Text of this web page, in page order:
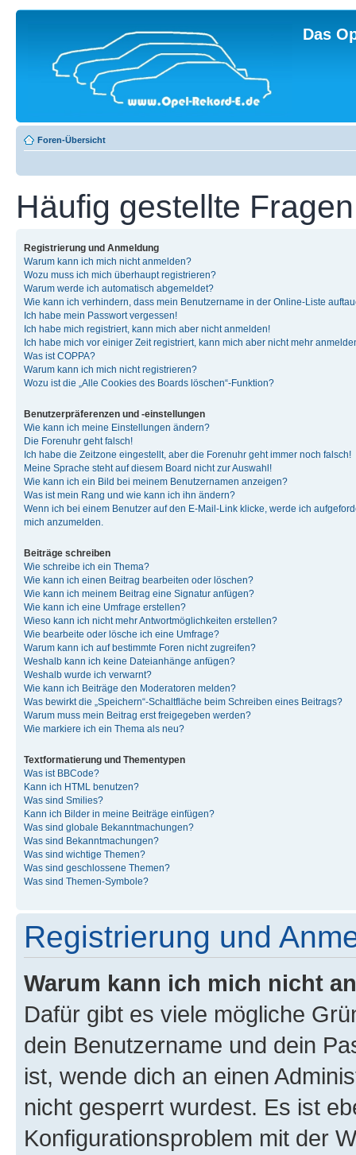
Das
Foren-Übersicht
Häufig gestellte Fragen
Registrierung und Anmeldung
Warum kann ich mich nicht anmelden?
Wozu muss ich mich überhaupt registrieren?
Warum werde ich automatisch abgemeldet?
Wie kann ich verhindern, dass mein Benutzername in der Online-Liste
Ich habe mein Passwort vergessen!
Ich habe mich registriert, kann mich aber nicht anmelden!
Ich habe mich vor einiger Zeit registriert, kann mich aber nicht mehr
Was ist COPPA?
Warum kann ich mich nicht registrieren?
Wozu ist die „Alle Cookies des Boards löschen“-Funktion?
Benutzerpräferenzen und -einstellungen
Wie kann ich meine Einstellungen ändern?
Die Forenuhr geht falsch!
Ich habe die Zeitzone eingestellt, aber die Forenuhr geht immer noch falsch!
Meine Sprache steht auf diesem Board nicht zur Auswahl!
Wie kann ich ein Bild bei meinem Benutzernamen anzeigen?
Was ist mein Rang und wie kann ich ihn ändern?
Wenn ich bei einem Benutzer auf den E-Mail-Link klicke, werde ich
mich anzumelden.
Beiträge schreiben
Wie schreibe ich ein Thema?
Wie kann ich einen Beitrag bearbeiten oder löschen?
Wie kann ich meinem Beitrag eine Signatur anfügen?
Wie kann ich eine Umfrage erstellen?
Wieso kann ich nicht mehr Antwortmöglichkeiten erstellen?
Wie bearbeite oder lösche ich eine Umfrage?
Warum kann ich auf bestimmte Foren nicht zugreifen?
Weshalb kann ich keine Dateianhänge anfügen?
Weshalb wurde ich verwarnt?
Wie kann ich Beiträge den Moderatoren melden?
Was bewirkt die „Speichern“-Schaltfläche beim Schreiben eines Beitrags?
Warum muss mein Beitrag erst freigegeben werden?
Wie markiere ich ein Thema als neu?
Textformatierung und Thementypen
Was ist BBCode?
Kann ich HTML benutzen?
Was sind Smilies?
Kann ich Bilder in meine Beiträge einfügen?
Was sind globale Bekanntmachungen?
Was sind Bekanntmachungen?
Was sind wichtige Themen?
Was sind geschlossene Themen?
Was sind Themen-Symbole?
Registrierung und
Warum kann ich mich nicht
Dafür gibt es viele mögliche
dein Benutzername und dein
ist, wende dich an einen
nicht gesperrt wurdest. Es ist
Konfigurationsproblem mit der